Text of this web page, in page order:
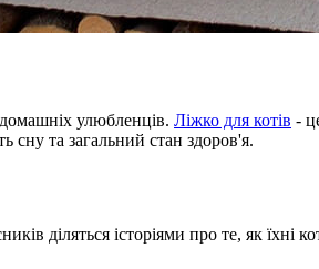
улюбленців. Ліжко для котів -
сну та загальний стан здоров'я.
діляться історіями про те, як